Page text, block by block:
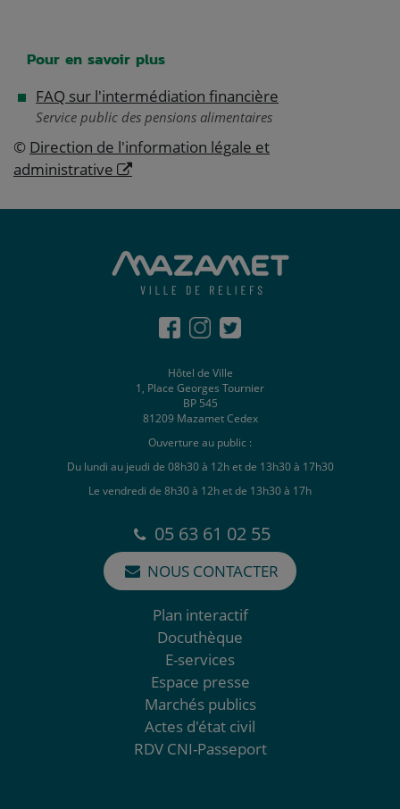
Pour en savoir plus
FAQ sur l'intermédiation financière
Service public des pensions alimentaires
© Direction de l'information légale et
administrative
Hôtel de Ville
1, Place Georges Tournier
BP 545
81209 Mazamet Cedex
Ouverture au public :
Du lundi au jeudi de 08h30 à 12h et de 13h30 à 17h30
Le vendredi de 8h30 à 12h et de 13h30 à 17h
05 63 61 02 55
NOUS CONTACTER
Plan interactif
Docuthèque
E-services
Espace presse
Marchés publics
Actes d'état civil
RDV CNI-Passeport